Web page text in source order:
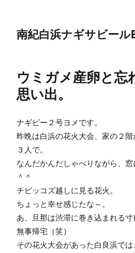
南紀白浜ナギサビール
ウミガメ産卵と忘
思い出。
ナギビー２号ヨメです。
昨晩は白浜の花火大会、家の２
３人で。
なんだかんだしゃべりながら、
＾＾
チビッコズ越しに見る花火。
ちょっと幸せ感じたな～。
あ、旦那は渋滞に巻き込まれる寸
無事帰宅（笑）
その花火大会があった白良浜で